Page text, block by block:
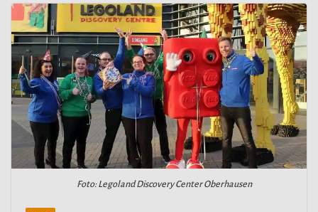
Foto: Legoland Discovery Center Oberhausen